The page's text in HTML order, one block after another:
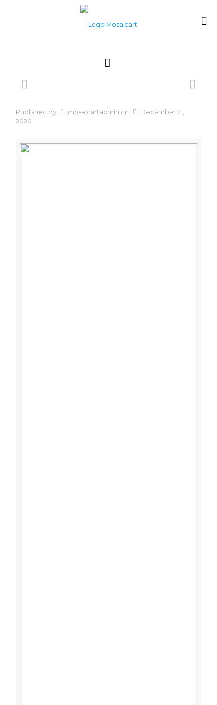
Published by mosaicartadmin on
December 21,
2020